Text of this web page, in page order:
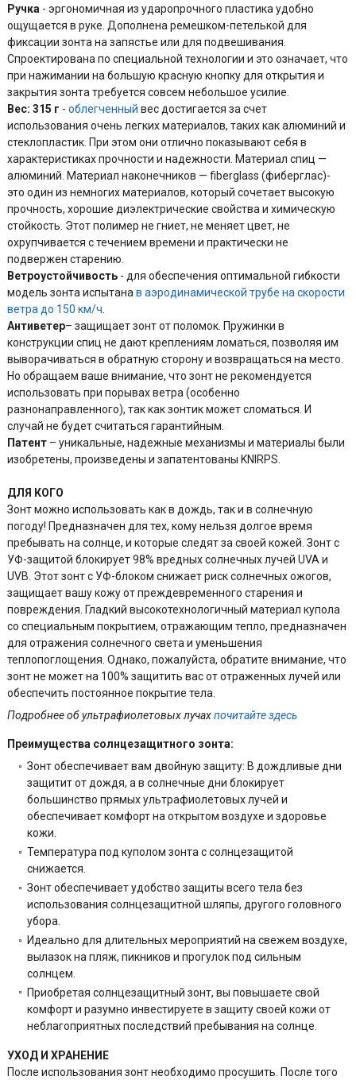
Ручка - эргономичная из ударопрочного пластика удобно
ощущается в руке. Дополнена ремешком-петелькой для
фиксации зонта на запястье или для подвешивания.
Спроектирована по специальной технологии и это означает, что
при нажимании на большую красную кнопку для открытия и
закрытия зонта требуется совсем небольшое усилие.
Вес: 315 г -облегченный вес достигается за счет
использования очень легких материалов, таких как алюминий и
стеклопластик. При этом они отлично показывают себя в
характеристиках прочности и надежности. Материал спиц —
алюминий. Материал наконечников — fiberglass (фиберглас)-
это один из немногих материалов, который сочетает высокую
прочность, хорошие диэлектрические свойства и химическую
стойкость. Этот полимер не гниет, не меняет цвет, не
охрупчивается с течением времени и практически не
подвержен старению.
Ветроустойчивость - для обеспечения оптимальной гибкости
модель зонта испытанав аэродинамической трубе на скорости
ветра до 150 км/ч
Антиветер– защищает зонт от поломок. Пружинки в
конструкции спиц не дают креплениям ломаться, позволяя им
выворачиваться в обратную сторону и возвращаться на место.
Но обращаем ваше внимание, что зонт не рекомендуется
использовать при порывах ветра (особенно
разнонаправленного), так как зонтик может сломаться. И
случай не будет считаться гарантийным.
Патент – уникальные, надежные механизмы и материалы были
изобретены, произведены и запатентованы KNIRPS.
ДЛЯ КОГО
Зонт можно использовать как в дождь, так и в солнечную
погоду! Предназначен для тех, кому нельзя долгое время
пребывать на солнце, и которые следят за своей кожей. Зонт с
УФ-защитой блокирует 98% вредных солнечных лучей UVA и
UVB. Этот зонт с УФ-блоком снижает риск солнечных ожогов,
защищает вашу кожу от преждевременного старения и
повреждения. Гладкий высокотехнологичный материал купола
со специальным покрытием, отражающим тепло, предназначен
для отражения солнечного света и уменьшения
теплопоглощения. Однако, пожалуйста, обратите внимание, что
зонт не может на 100% защитить вас от отраженных лучей или
обеспечить постоянное покрытие тела.
Подробнее об ультрафиолетовых лучахпочитайте здесь
Преимущества солнцезащитного зонта:
Зонт обеспечивает вам двойную защиту: В дождливые дни
защитит от дождя, а в солнечные дни блокирует
большинство прямых ультрафиолетовых лучей и
обеспечивает комфорт на открытом воздухе и здоровье
кожи.
Температура под куполом зонта с солнцезащитой
снижается.
Зонт обеспечивает удобство защиты всего тела без
использования солнцезащитной шляпы, другого головного
убора.
Идеально для длительных мероприятий на свежем воздухе,
вылазок на пляж, пикников и прогулок под сильным
солнцем.
Приобретая солнцезащитный зонт, вы повышаете свой
комфорт и разумно инвестируете в защиту своей кожи от
неблагоприятных последствий пребывания на солнце.
УХОД И ХРАНЕНИЕ
После использования зонт необходимо просушить. После того